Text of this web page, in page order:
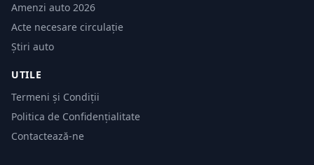
Amenzi auto 2026
Acte necesare circulație
Știri auto
UTILE
Termeni și Condiții
Politica de Confidențialitate
Contactează-ne